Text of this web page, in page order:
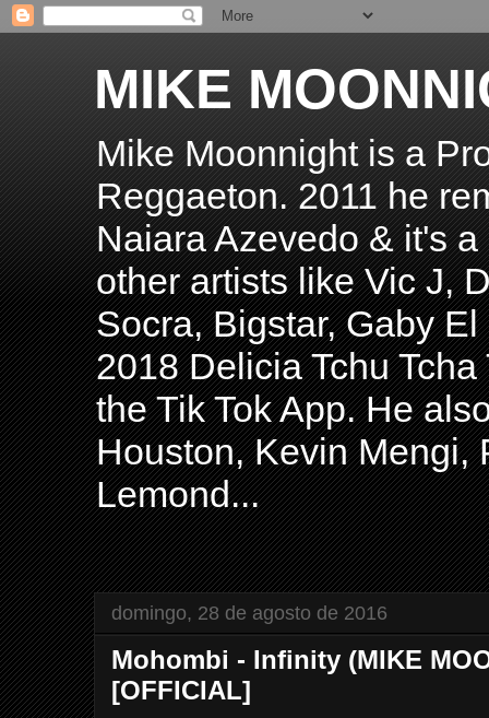
MIKE
Mike Moonnight is a
Reggaeton. 2011 he
Naiara Azevedo & it's
other artists like Vic J,
Socra, Bigstar, Gaby
2018 Delicia Tchu
the Tik Tok App. He
Houston, Kevin Mengi,
Lemond...
domingo, 28 de agosto de 2016
Mohombi - Infinity (MIKE
[OFFICIAL]